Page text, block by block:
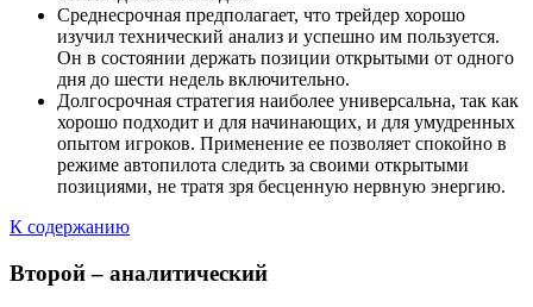
Среднесрочная предполагает, что трейдер хорошо
изучил технический анализ и успешно им пользуется.
Он в состоянии держать позиции открытыми от одного
дня до шести недель включительно.
Долгосрочная стратегия наиболее универсальна, так как
хорошо подходит и для начинающих, и для умудренных
опытом игроков. Применение ее позволяет спокойно в
режиме автопилота следить за своими открытыми
позициями, не тратя зря бесценную нервную энергию.
К содержанию
Второй – аналитический